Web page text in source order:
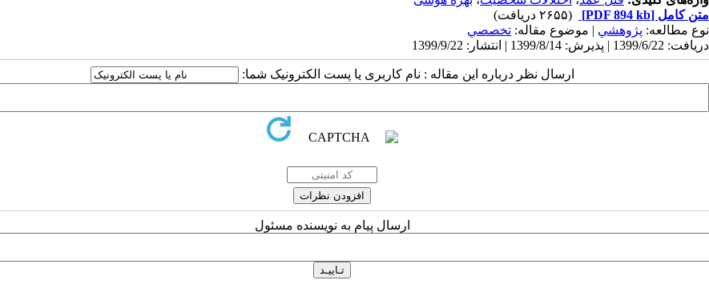
متن کامل [PDF 894 kb]
(۲۶۵۵ دریافت)
نوع مطالعه: پژوهشي | موضوع مقاله: تخصصي
دریافت: 1399/6/22 | پذیرش: 1399/8/14 | انتشار: 1399/9/22
ارسال نظر درباره این مقاله : نام کاربری یا پست الکترونیک شما:
ارسال پیام به نویسنده مسئول